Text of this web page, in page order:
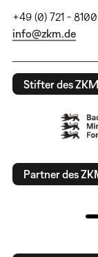
+49 (0) 721 -
info@zkm.de
Stifter des ZKM
Partner des